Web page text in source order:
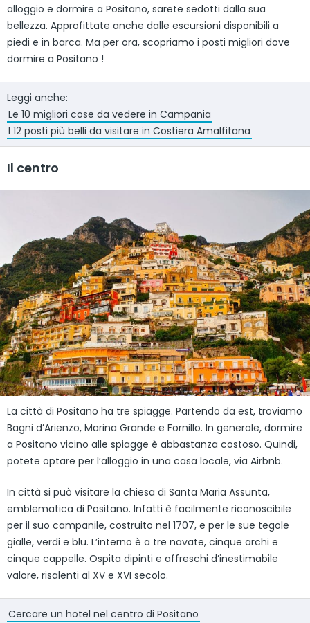
alloggio e dormire a Positano, sarete sedotti dalla sua
bellezza. Approfittate anche dalle escursioni disponibili a
piedi e in barca. Ma per ora, scopriamo i posti migliori dove
dormire a Positano !
Leggi anche:
Le 10 migliori cose da vedere in Campania
I 12 posti più belli da visitare in Costiera Amalfitana
Il centro
La città di Positano ha tre spiagge. Partendo da est, troviamo
Bagni d’Arienzo, Marina Grande e Fornillo. In generale, dormire
a Positano vicino alle spiagge è abbastanza costoso. Quindi,
potete optare per l’alloggio in una casa locale, via Airbnb.
In città si può visitare la chiesa di Santa Maria Assunta,
emblematica di Positano. Infatti è facilmente riconoscibile
per il suo campanile, costruito nel 1707, e per le sue tegole
gialle, verdi e blu. L’interno è a tre navate, cinque archi e
cinque cappelle. Ospita dipinti e affreschi d’inestimabile
valore, risalenti al XV e XVI secolo.
Cercare un hotel nel centro di Positano